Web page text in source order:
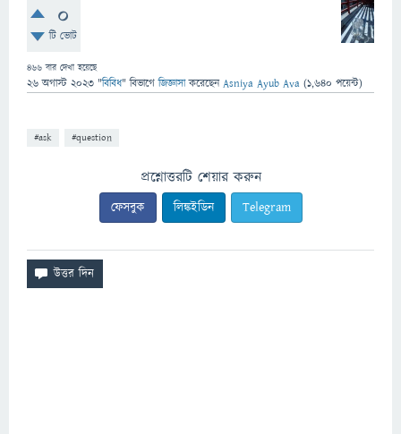
0
টি ভোট
466 বার দেখা হয়েছে
26 অগাস্ট 2023 "বিবিধ" বিভাগে জিজ্ঞাসাকরেছেনAsniya Ayub Ava (1,640 পয়েন্ট)
#ask #question
প্রশ্নোত্তরটি শেয়ার করুন
ফেসবুক লিঙ্কইডিন Telegram